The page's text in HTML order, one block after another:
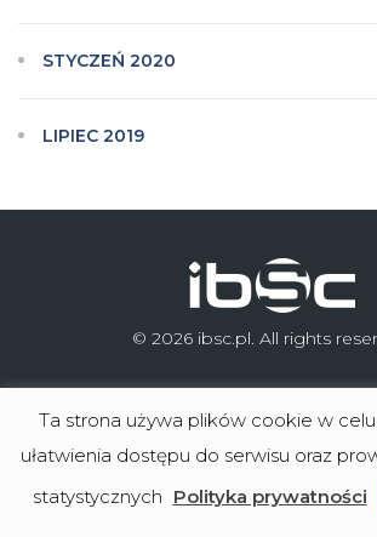
STYCZEŃ 2020
LIPIEC 2019
© 2026 ibsc.pl. All rights
Microsoft Dynamics 365
Ta strona używa plików cookie w
ułatwienia dostępu do serwisu oraz
statystycznych Polityka prywatności